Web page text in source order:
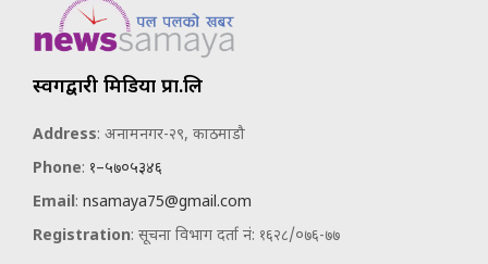
स्वर्गद्वारी मिडिया प्रा.लि
Address: अनामनगर-२९, काठमाडौ
Phone: १–५७०५३४६
Email: nsamaya75@gmail.com
Registration: सूचना विभाग दर्ता नं: १६२८/०७६-७७